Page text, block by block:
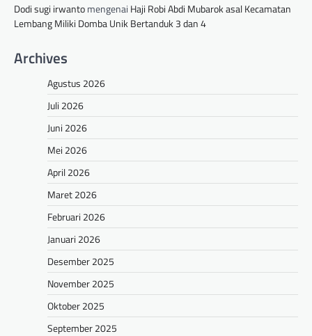
Dodi sugi irwantomengenai Haji Robi Abdi Mubarok asal Kecamatan
Lembang Miliki Domba Unik Bertanduk 3 dan 4
Archives
Agustus 2026
Juli 2026
Juni 2026
Mei 2026
April 2026
Maret 2026
Februari 2026
Januari 2026
Desember 2025
November 2025
Oktober 2025
September 2025